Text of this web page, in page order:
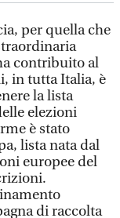
per quella che
contribuito al
in tutta Italia, è
la lista
elezioni
è stato
lista nata dal
europee del
di raccolta